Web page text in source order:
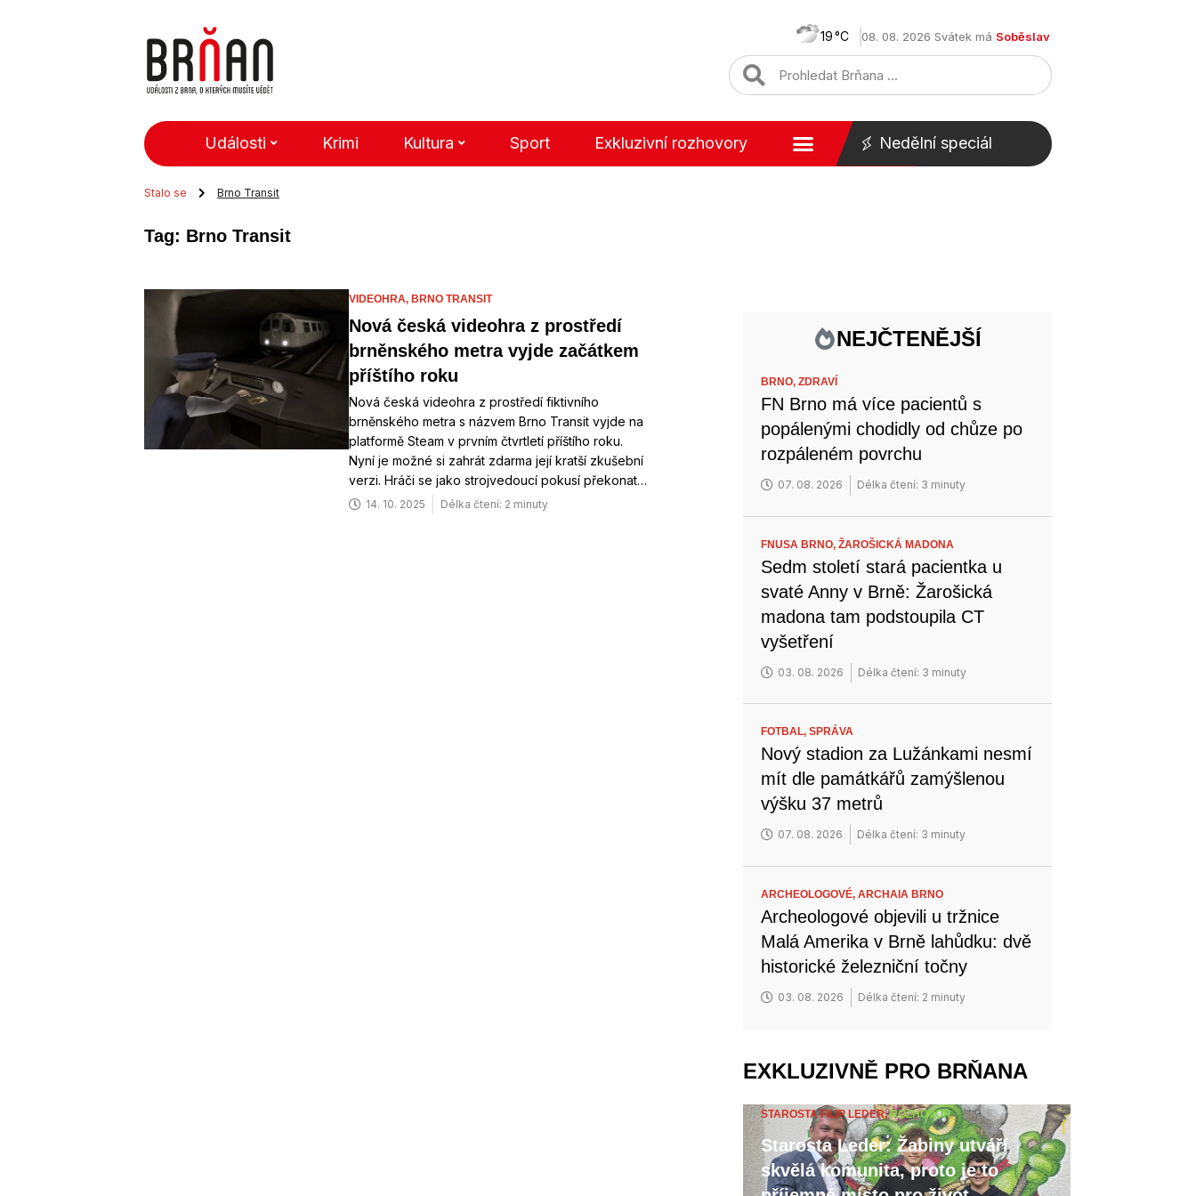
19 08. 08. 2026 Svátek má Soběslav
Události Krimi Kultura Sport Exkluzivní rozhovory Nedělní speciál
Stalo se Brno Transit
Tag: Brno Transit
VIDEOHRA, BRNO TRANSIT
Nová česká videohra z prostředí
brněnského metra vyjde začátkem
příštího roku
Nová česká videohra z prostředí fiktivního
brněnského metra s názvem Brno Transit vyjde na
platformě Steam v prvním čtvrtletí příštího roku.
Nyní je možné si zahrát zdarma její kratší zkušební
verzi. Hráči se jako strojvedoucí pokusí překonat…
14. 10. 2025 Délka čtení: 2 minuty
NEJČTENĚJŠÍ
BRNO,ZDRAVÍ
FN Brno má více pacientů s
popálenými chodidly od chůze po
rozpáleném povrchu
07. 08. 2026 Délka čtení: 3 minuty
FNUSA BRNO,ŽAROŠICKÁ MADONA
Sedm století stará pacientka u
svaté Anny v Brně: Žarošická
madona tam podstoupila CT
vyšetření
03. 08. 2026 Délka čtení: 3 minuty
FOTBAL,SPRÁVA
Nový stadion za Lužánkami nesmí
mít dle památkářů zamýšlenou
výšku 37 metrů
07. 08. 2026 Délka čtení: 3 minuty
ARCHEOLOGOVÉ,ARCHAIA BRNO
Archeologové objevili u tržnice
Malá Amerika v Brně lahůdku: dvě
historické železniční točny
03. 08. 2026 Délka čtení: 2 minuty
EXKLUZIVNĚ PRO BRŇANA
STAROSTA FILIP LEDER,ROZHOVOR
Starosta Leder: Žabiny utváří
skvělá komunita, proto je to